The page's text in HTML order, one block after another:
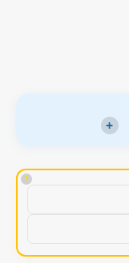
+
!